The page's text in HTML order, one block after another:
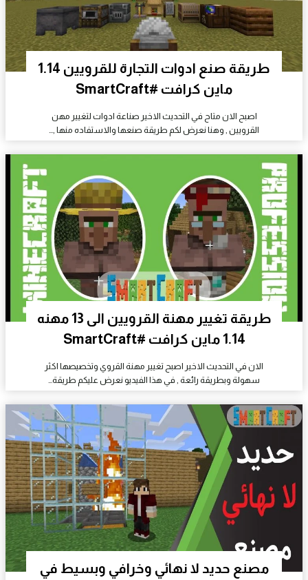
طريقة صنع ادوات التجارة للقرويين 1.14
ماين كرافت #SmartCraft
اصبح الان متاح في التحديث الاخير صناعة ادوات لتغيير مهن
القرويين , وهنا نعرض لكم طريقة صنعها والاستفاده منها ,…
طريقة تغيير مهنة القرويين الى 13 مهنه
1.14 ماين كرافت #SmartCraft
الان في التحديث الاخير اصبح تغيير مهنة القروي وتخصيصها اكثر
سهولة وبطريقة رائعة , في هذا الفيديو نعرض عليكم طريقة…
مصنع حديد لا نهائي وخرافي وبسيط في